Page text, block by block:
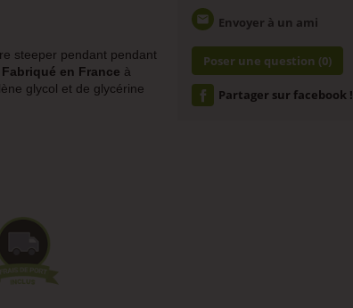
steeper pendant pendant
Fabriqué en France à
glycol et de glycérine
email Envoyer à un ami
Poser une question (0)
Partager sur facebook !